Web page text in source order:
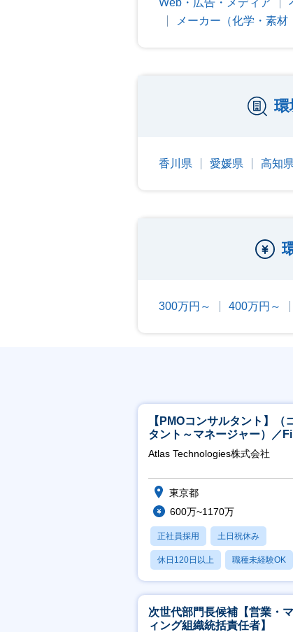
メーカー（化学・素材
環
香川県 愛媛県 高知県
300万円～ 400万円～
【PMOコンサルタント】（
タント～マネージャー）／
領域／設立5年弱で上場
Atlas Technologies株式会社
東京都
600万~1170万
正社員採用 土日祝休み
休日120日以上 職種未経験OK
産休・育休あり
次世代部門長候補【営業・
ィング組織統括責任者】